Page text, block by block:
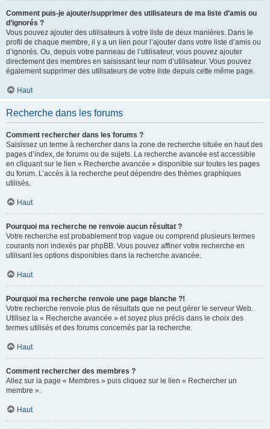
Comment puis-je ajouter/supprimer des utilisateurs de ma liste d’amis ou
d’ignorés ?
Vous pouvez ajouter des utilisateurs à votre liste de deux manières. Dans le
profil de chaque membre, il y a un lien pour l’ajouter dans votre liste d’amis ou
d’ignorés. Ou, depuis votre panneau de l’utilisateur, vous pouvez ajouter
directement des membres en saisissant leur nom d’utilisateur. Vous pouvez
également supprimer des utilisateurs de votre liste depuis cette même page.
Haut
Recherche dans les forums
Comment rechercher dans les forums ?
Saisissez un terme à rechercher dans la zone de recherche située en haut des
pages d’index, de forums ou de sujets. La recherche avancée est accessible
en cliquant sur le lien « Recherche avancée » disponible sur toutes les pages
du forum. L’accès à la recherche peut dépendre des thèmes graphiques
utilisés.
Haut
Pourquoi ma recherche ne renvoie aucun résultat ?
Votre recherche est probablement trop vague ou comprend plusieurs termes
courants non indexés par phpBB. Vous pouvez affiner votre recherche en
utilisant les options disponibles dans la recherche avancée.
Haut
Pourquoi ma recherche renvoie une page blanche ?!
Votre recherche renvoie plus de résultats que ne peut gérer le serveur Web.
Utilisez la « Recherche avancée » et soyez plus précis dans le choix des
termes utilisés et des forums concernés par la recherche.
Haut
Comment rechercher des membres ?
Allez sur la page « Membres » puis cliquez sur le lien « Rechercher un
membre ».
Haut